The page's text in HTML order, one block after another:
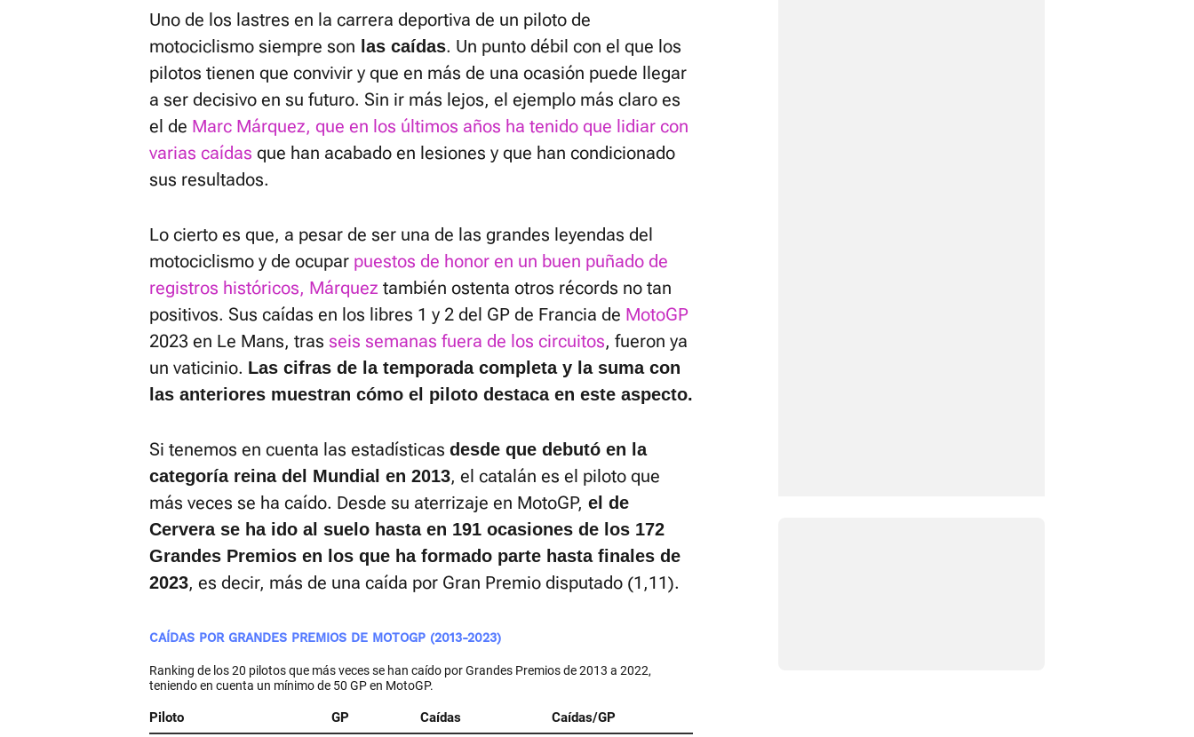
Uno de los lastres en la carrera deportiva de un piloto de
motociclismo siempre son las caídas. Un punto débil con el que los
pilotos tienen que convivir y que en más de una ocasión puede llegar
a ser decisivo en su futuro. Sin ir más lejos, el ejemplo más claro es
el de Marc Márquez, que en los últimos años ha tenido que lidiar con
varias caídas que han acabado en lesiones y que han condicionado
sus resultados.
Lo cierto es que, a pesar de ser una de las grandes leyendas del
motociclismo y de ocupar puestos de honor en un buen puñado de
registros históricos, Márquez también ostenta otros récords no tan
positivos. Sus caídas en los libres 1 y 2 del GP de Francia de MotoGP
2023 en Le Mans, tras seis semanas fuera de los circuitos, fueron ya
un vaticinio. Las cifras de la temporada completa y la suma con
las anteriores muestran cómo el piloto destaca en este aspecto.
Si tenemos en cuenta las estadísticas desde que debutó en la
categoría reina del Mundial en 2013, el catalán es el piloto que
más veces se ha caído. Desde su aterrizaje en MotoGP, el de
Cervera se ha ido al suelo hasta en 191 ocasiones de los 172
Grandes Premios en los que ha formado parte hasta finales de
2023, es decir, más de una caída por Gran Premio disputado (1,11).
CAÍDAS POR GRANDES PREMIOS DE MOTOGP (2013-2023)